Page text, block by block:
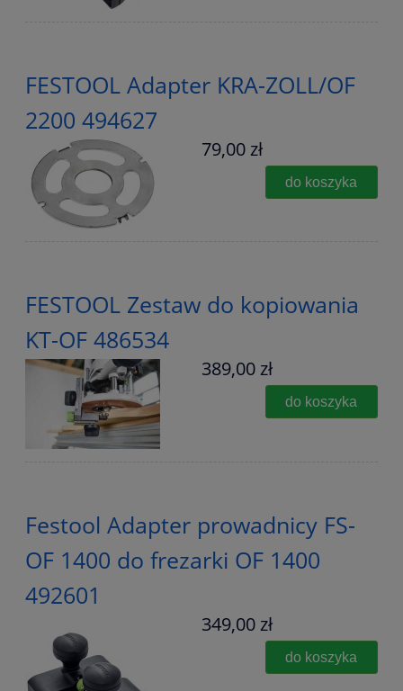
FESTOOL Adapter KRA-ZOLL/OF
2200 494627
79,00 zł
do koszyka
FESTOOL Zestaw do kopiowania
KT-OF 486534
389,00 zł
do koszyka
Festool Adapter prowadnicy FS-
OF 1400 do frezarki OF 1400
492601
349,00 zł
do koszyka